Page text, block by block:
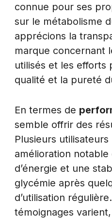
connue pour ses
sur le métabolisme
apprécions la
marque concernant
utilisés et les efforts
qualité et la pureté
En termes de
semble offrir des
Plusieurs
amélioration notable
d’énergie et une
glycémie après
d’utilisation
témoignages